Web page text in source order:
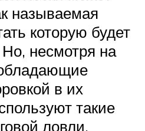
называемая
которую будет
несмотря на
в их
такие
ловли,